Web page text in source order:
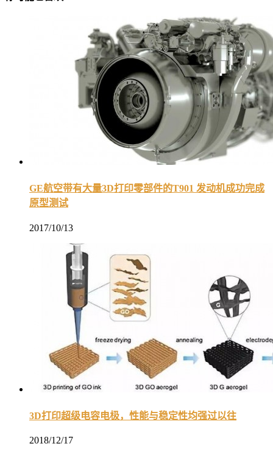
GE航空带有大量3D打印零部件的T901 发动机成功完成
原型测试
2017/10/13
3D打印超级电容电极，性能与稳定性均强过以往
2018/12/17